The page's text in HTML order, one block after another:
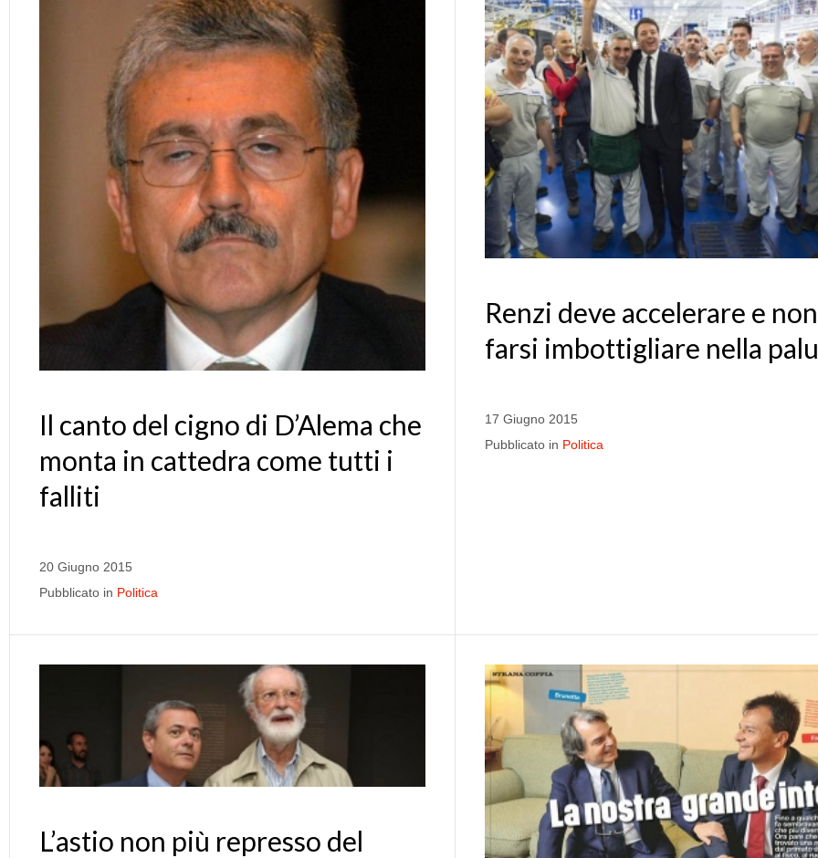
Il canto del cigno di D’Alema che
monta in cattedra come tutti i
falliti
20 Giugno 2015
Pubblicato in Politica
Renzi deve accelerare e non
farsi imbottigliare nella
17 Giugno 2015
Pubblicato in Politica
L’astio non più represso del